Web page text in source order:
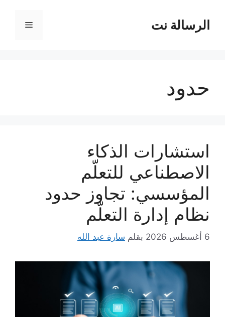
المحتوىالرسالة نت القائمة
حدود
استشارات الذكاء
الاصطناعي للتعلّم
المؤسسي: تجاوز حدود
نظام إدارة التعلّم
6 أغسطس 2026 بقلم سارة عبد الله